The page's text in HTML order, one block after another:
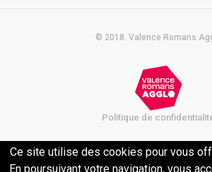
© 2018. Valence Romans
Politique de
Ce site utilise des cookies pour vous
En poursuivant votre navigation, vous